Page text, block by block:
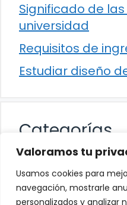
Valoramos tu
Usamos cookies para
navegación, mostrarle
personalizados y analizar
Significado de las
universidad
Requisitos de
Estudiar diseño
Categorías
Cultura
Educación